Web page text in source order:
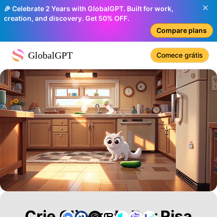
🎉 Celebrate 2 Years with GlobalGPT. Built for work,
creation, and discovery. Get 50% OFF.
Compare plans
GlobalGPT Comece grátis